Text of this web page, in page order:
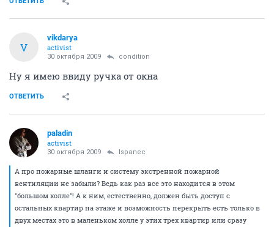
V
vikdarya
activist
30 октября 2009 condition
Ну я имею ввиду ручка от окна
ОТВЕТИТЬ
paladin
activist
30 октября 2009 Ispanec
А про пожарные шланги и систему экстренной пожарной
вентиляции не забыли? Ведь как раз все это находится в этом
"большом холле"! А к ним, естественно, должен быть доступ с
остальных квартир на этаже и возможность перекрыть есть только в
двух местах это в маленьком холле у этих трех квартир или сразу